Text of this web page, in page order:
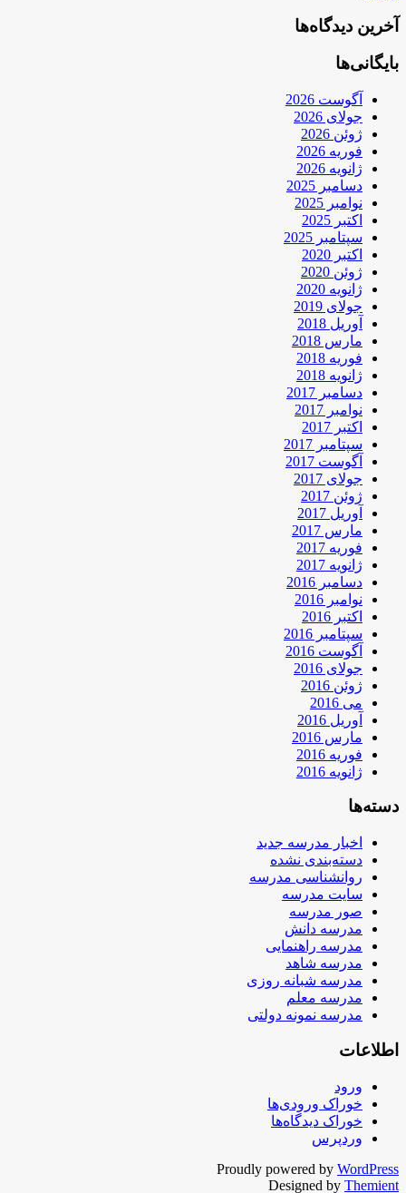
آخرین دیدگاه‌ها
بایگانی‌ها
آگوست 2026
جولای 2026
ژوئن 2026
فوریه 2026
ژانویه 2026
دسامبر 2025
نوامبر 2025
اکتبر 2025
سپتامبر 2025
اکتبر 2020
ژوئن 2020
ژانویه 2020
جولای 2019
آوریل 2018
مارس 2018
فوریه 2018
ژانویه 2018
دسامبر 2017
نوامبر 2017
اکتبر 2017
سپتامبر 2017
آگوست 2017
جولای 2017
ژوئن 2017
آوریل 2017
مارس 2017
فوریه 2017
ژانویه 2017
دسامبر 2016
نوامبر 2016
اکتبر 2016
سپتامبر 2016
آگوست 2016
جولای 2016
ژوئن 2016
می 2016
آوریل 2016
مارس 2016
فوریه 2016
ژانویه 2016
دسته‌ها
اخبار مدرسه جدید
دسته‌بندی نشده
روانشناسی مدرسه
سایت مدرسه
صور مدرسه
مدرسه دانش
مدرسه راهنمایی
مدرسه شاهد
مدرسه شبانه روزی
مدرسه معلم
مدرسه نمونه دولتی
اطلاعات
ورود
خوراک ورودی‌ها
خوراک دیدگاه‌ها
وردپرس
Proudly powered by WordPress
Designed by Themient